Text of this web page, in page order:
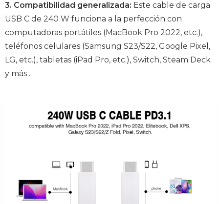
3. Compatibilidad generalizada: Este cable de carga
USB C de 240 W funciona a la perfección con
computadoras portátiles (MacBook Pro 2022, etc.),
teléfonos celulares (Samsung S23/S22, Google Pixel,
LG, etc.), tabletas (iPad Pro, etc.), Switch, Steam Deck
y más .